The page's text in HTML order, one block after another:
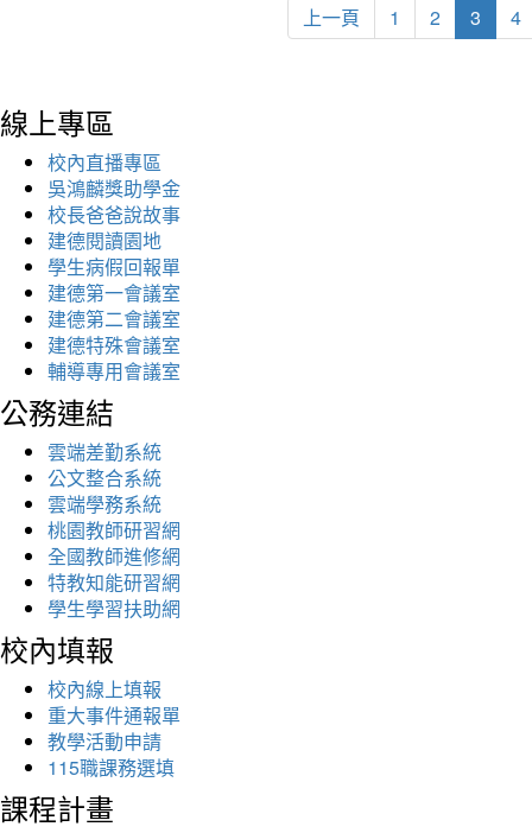
上一頁 1 2 3 4
線上專區
校內直播專區
吳鴻麟獎助學金
校長爸爸說故事
建德閱讀園地
學生病假回報單
建德第一會議室
建德第二會議室
建德特殊會議室
輔導專用會議室
公務連結
雲端差勤系統
公文整合系統
雲端學務系統
桃園教師研習網
全國教師進修網
特教知能研習網
學生學習扶助網
校內填報
校內線上填報
重大事件通報單
教學活動申請
115職課務選填
課程計畫